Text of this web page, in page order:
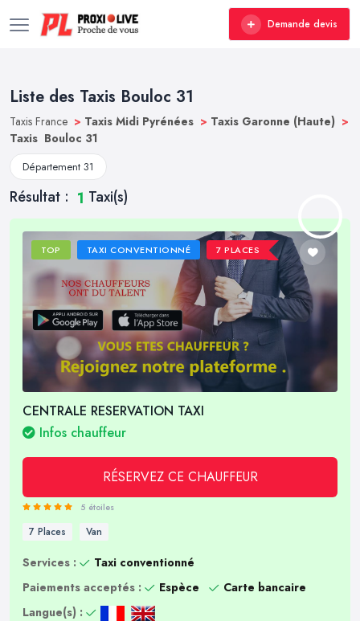
Demande devis
Liste des Taxis Bouloc 31
Taxis France > Taxis Midi Pyrénées > Taxis Garonne (Haute) >
Taxis Bouloc 31
Département 31
Résultat : 1 Taxi(s)
TOP TAXI CONVENTIONNÉ 7 PLACES
CENTRALE RESERVATION TAXI
Infos chauffeur
RÉSERVEZ CE CHAUFFEUR
5 étoiles
7 Places Van
Services :
Taxi conventionné
Paiements acceptés :
Espèce
Carte bancaire
Langue(s) :